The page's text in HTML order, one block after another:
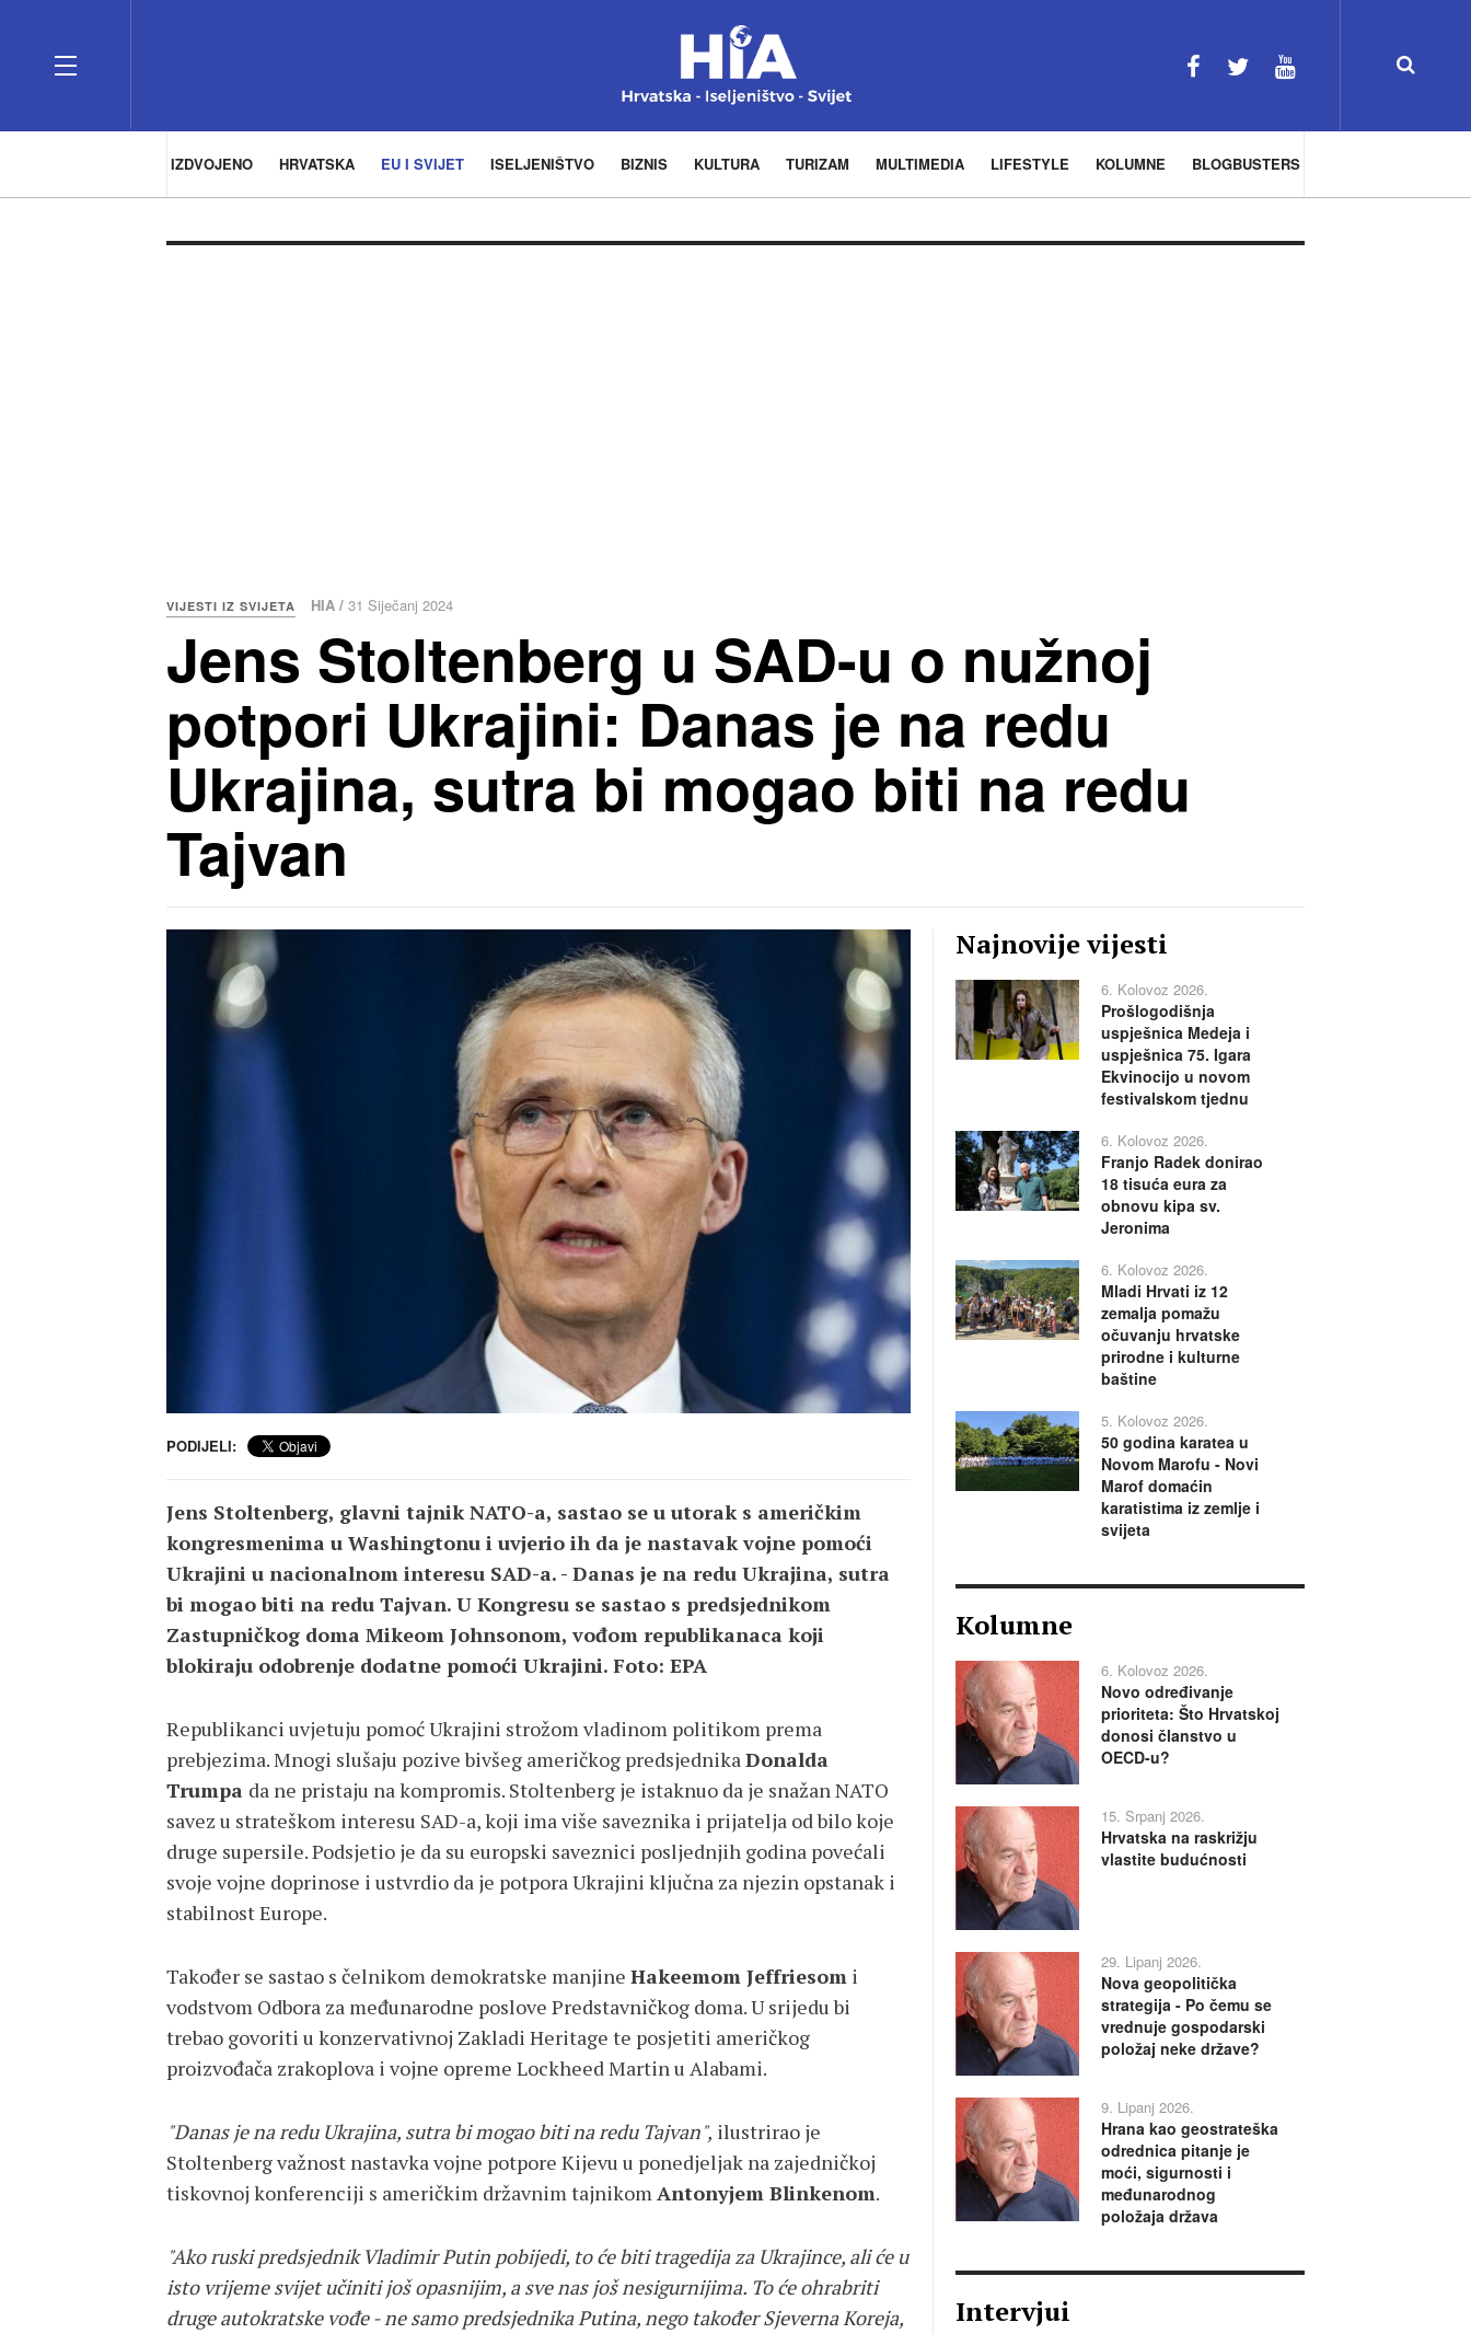
IZDVOJENO HRVATSKA EU I SVIJET ISELJENIŠTVO BIZNIS KULTURA TURIZAM MULTIMEDIA LIFESTYLE KOLUMNE BLOGBUSTERS
VIJESTI IZ SVIJETA HIA / 31 Siječanj 2024
Jens Stoltenberg u SAD-u o nužnoj
potpori Ukrajini: Danas je na redu
Ukrajina, sutra bi mogao biti na redu
Tajvan
PODIJELI:
Jens Stoltenberg, glavni tajnik NATO-a, sastao se u utorak s američkim
kongresmenima u Washingtonu i uvjerio ih da je nastavak vojne pomoći
Ukrajini u nacionalnom interesu SAD-a. - Danas je na redu Ukrajina, sutra
bi mogao biti na redu Tajvan. U Kongresu se sastao s predsjednikom
Zastupničkog doma Mikeom Johnsonom, vođom republikanaca koji
blokiraju odobrenje dodatne pomoći Ukrajini. Foto: EPA
Republikanci uvjetuju pomoć Ukrajini strožom vladinom politikom prema
prebjezima. Mnogi slušaju pozive bivšeg američkog predsjednikaDonalda
Trumpa da ne pristaju na kompromis. Stoltenberg je istaknuo da je snažan NATO
savez u strateškom interesu SAD-a, koji ima više saveznika i prijatelja od bilo koje
druge supersile. Podsjetio je da su europski saveznici posljednjih godina povećali
svoje vojne doprinose i ustvrdio da je potpora Ukrajini ključna za njezin opstanak i
stabilnost Europe.
Također se sastao s čelnikom demokratske manjine Hakeemom Jeffriesom i
vodstvom Odbora za međunarodne poslove Predstavničkog doma. U srijedu bi
trebao govoriti u konzervativnoj Zakladi Heritage te posjetiti američkog
proizvođača zrakoplova i vojne opreme Lockheed Martin u Alabami.
"Danas je na redu Ukrajina, sutra bi mogao biti na redu Tajvan", ilustrirao je
Stoltenberg važnost nastavka vojne potpore Kijevu u ponedjeljak na zajedničkoj
tiskovnoj konferenciji s američkim državnim tajnikomAntonyjem Blinkenom.
"Ako ruski predsjednik Vladimir Putin pobijedi, to će biti tragedija za Ukrajince, ali će u
isto vrijeme svijet učiniti još opasnijim, a sve nas još nesigurnijima. To će ohrabriti
druge autokratske vođe - ne samo predsjednika Putina, nego također Sjeverna Koreja,
Najnovije vijesti
6. Kolovoz 2026.
Prošlogodišnja
uspješnica Medeja i
uspješnica 75. Igara
Ekvinocijo u novom
festivalskom tjednu
6. Kolovoz 2026.
Franjo Radek donirao
18 tisuća eura za
obnovu kipa sv.
Jeronima
6. Kolovoz 2026.
Mladi Hrvati iz 12
zemalja pomažu
očuvanju hrvatske
prirodne i kulturne
baštine
5. Kolovoz 2026.
50 godina karatea u
Novom Marofu - Novi
Marof domaćin
karatistima iz zemlje i
svijeta
Kolumne
6. Kolovoz 2026.
Novo određivanje
prioriteta: Što Hrvatskoj
donosi članstvo u
OECD-u?
15. Srpanj 2026.
Hrvatska na raskrižju
vlastite budućnosti
29. Lipanj 2026.
Nova geopolitička
strategija - Po čemu se
vrednuje gospodarski
položaj neke države?
9. Lipanj 2026.
Hrana kao geostrateška
odrednica pitanje je
moći, sigurnosti i
međunarodnog
položaja država
Intervjui